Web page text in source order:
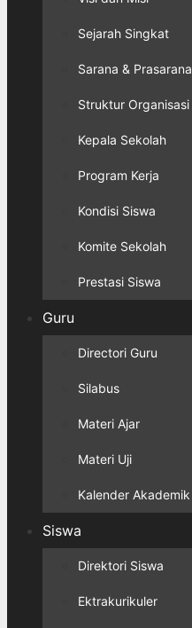
Sejarah Singkat
Sarana & Prasarana
Struktur Organisasi
Kepala Sekolah
Program Kerja
Kondisi Siswa
Komite Sekolah
Prestasi Siswa
Guru
Directori Guru
Silabus
Materi Ajar
Materi Uji
Kalender Akademik
Siswa
Direktori Siswa
Ektrakurikuler